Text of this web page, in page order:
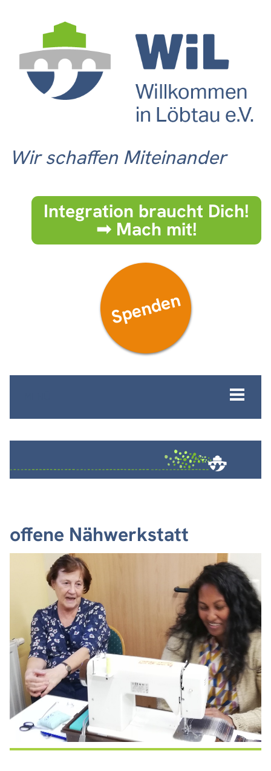
Wir schaffen Miteinander
Integration braucht Dich!
➟ Mach mit!
Spenden
offene Nähwerkstatt